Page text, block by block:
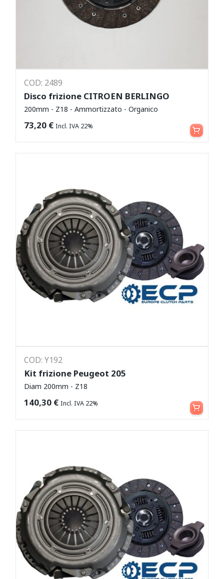
COD: 2489
Disco frizione CITROEN BERLINGO
200mm - Z18 - Ammortizzato - Organico
73,20 € Incl. IVA 22% Aggiungi al carrello
COD: Y192
Kit frizione Peugeot 205
Diam 200mm - Z18
140,30 € Incl. IVA 22% Aggiungi al carrello